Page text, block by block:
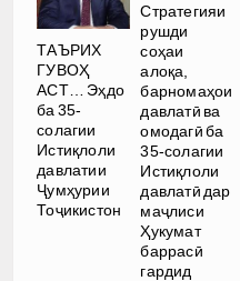
ТАЪРИХ
ГУВОҲ
АСТ… Эҳдо
ба 35-
солагии
Истиқлоли
давлатии
Ҷумҳурии
Тоҷикистон
Стратегияи
рушди
соҳаи
алоқа,
барномаҳои
давлатӣ ва
омодагӣ ба
35-солагии
Истиқлоли
давлатӣ дар
маҷлиси
Ҳукумат
баррасӣ
гардид